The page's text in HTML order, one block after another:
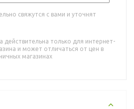
свяжутся с вами и уточнят
действительна только для интернет-
и может отличаться от цен в
магазинах